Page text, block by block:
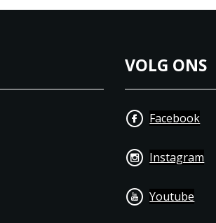
VOLG ONS
Facebook
Instagram
Youtube